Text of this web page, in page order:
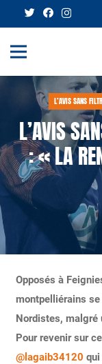
L’AVIS SANS
L’AVIS
: « LA
Opposés à
montpelliérains
Nordistes, malgré
Pour revenir sur
@lagaib34120